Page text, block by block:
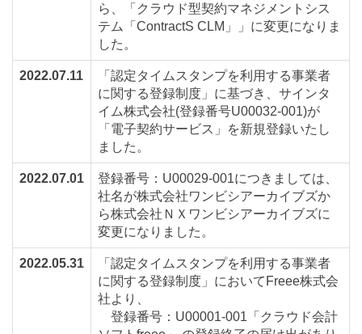
ら、「クラウド型契約マネジメントシス
テム「ContractS CLM」」に変更になりま
した。
2022.07.11
「認定タイムスタンプを利用する事業者
に関する登録制度」に基づき、サインタ
イム株式会社(登録番号U00032-001)が
「電子契約サービス」を新規登録いたし
ました。
2022.07.01
登録番号：U00029-001につきましては、
社名が株式会社ワンビシアーカイブズか
ら株式会社ＮＸワンビシアーカイブズに
変更になりました。
2022.05.31
「認定タイムスタンプを利用する事業者
に関する登録制度」においてFreee株式会
社より、
登録番号：U00001-001「クラウド会計